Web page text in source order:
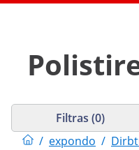
/ expondo /
Filtras (0)